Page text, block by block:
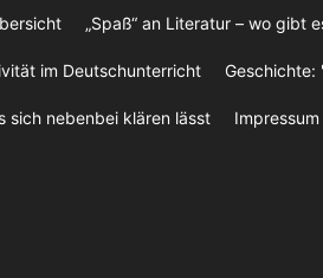
„Spaß“ an Literatur – wo gibt
im Deutschunterricht Geschichte:
sich nebenbei klären lässt Impressum